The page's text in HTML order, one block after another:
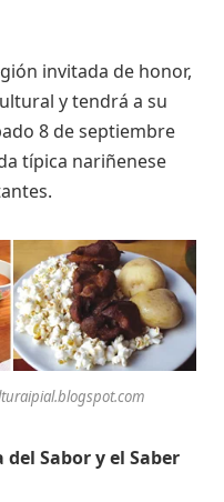
invitada de honor,
y tendrá a su
8 de septiembre
típica nariñenese
Sabor y el Saber